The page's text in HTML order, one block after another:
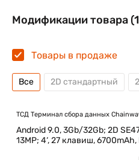
Модификации товара
Товары в продаже
Все 2D стандартный
ТСД Терминал сбора данных
Android 9.0, 3Gb/32Gb; 2D
13MP; 4‘, 27 клавиш,